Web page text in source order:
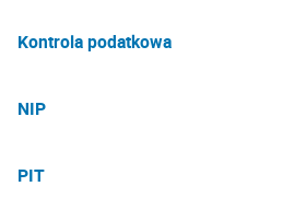
Kontrola podatkowa
NIP
PIT